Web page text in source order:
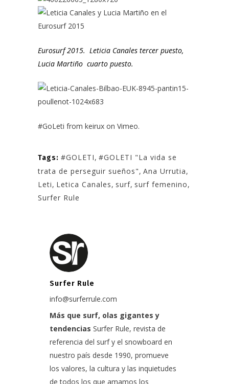
Eurosurf 2015. Leticia Canales tercer puesto,
Lucia Martiño cuarto puesto.
#GoLeti from keirux on Vimeo.
Tags: #GOLETI, #GOLETI "La vida se
trata de perseguir sueños", Ana Urrutia,
Leti, Letica Canales, surf, surf femenino,
Surfer Rule
Surfer Rule
info@surferrule.com
Más que surf, olas gigantes y
tendencias Surfer Rule, revista de
referencia del surf y el snowboard en
nuestro país desde 1990, promueve
los valores, la cultura y las inquietudes
de todos los que amamos los